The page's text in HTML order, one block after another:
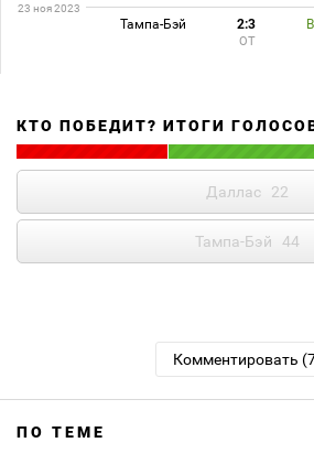
23 ноя 2023
Тампа-Бэй 2:3
ОТ
КТО ПОБЕДИТ? ИТОГИ
Даллас 22
Тампа-Бэй 44
Комментировать
ПО ТЕМЕ